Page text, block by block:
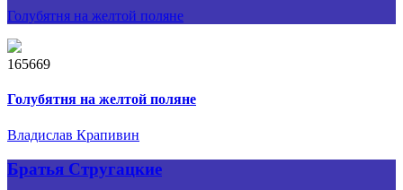
Голубятня на желтой поляне
165669
Голубятня на желтой поляне
Владислав Крапивин
Братья Стругацкие